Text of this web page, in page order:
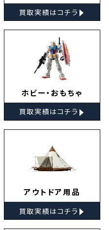
買取実績はコチラ ▸
ホビー・おもちゃ
買取実績はコチラ ▸
アウトドア用品
買取実績はコチラ ▸